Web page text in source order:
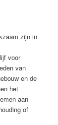
zijn in
voor
van
en de
het
aan
of